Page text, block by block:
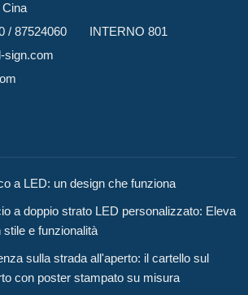
Cina
/ 87524060 INTERNO 801
sign.com
a LED: un design che funziona
a doppio strato LED personalizzato: Eleva
e funzionalità
sulla strada all'aperto: il cartello sul
con poster stampato su misura